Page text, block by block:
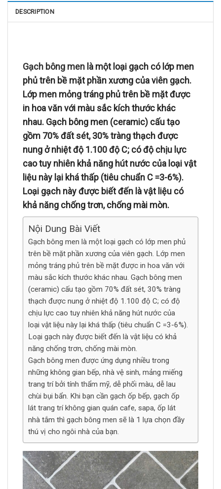
DESCRIPTION
Gạch bông men là một loại gạch có lớp men
phủ trên bề mặt phần xương của viên gạch.
Lớp men mỏng tráng phủ trên bề mặt được
in hoa văn với màu sắc kích thước khác
nhau. Gạch bông men (ceramic) cấu tạo
gồm 70% đất sét, 30% tràng thạch được
nung ở nhiệt độ 1.100 độ C; có độ chịu lực
cao tuy nhiên khả năng hút nước của loại vật
liệu này lại khá thấp (tiêu chuẩn C =3-6%).
Loại gạch này được biết đến là vật liệu có
khả năng chống trơn, chống mài mòn.
Nội Dung Bài Viết
Gạch bông men là một loại gạch có lớp men phủ
trên bề mặt phần xương của viên gạch. Lớp men
mỏng tráng phủ trên bề mặt được in hoa văn với
màu sắc kích thước khác nhau. Gạch bông men
(ceramic) cấu tạo gồm 70% đất sét, 30% tràng
thạch được nung ở nhiệt độ 1.100 độ C; có độ
chịu lực cao tuy nhiên khả năng hút nước của
loại vật liệu này lại khá thấp (tiêu chuẩn C =3-6%).
Loại gạch này được biết đến là vật liệu có khả
năng chống trơn, chống mài mòn.
Gạch bông men được ứng dụng nhiều trong
những không gian bếp, nhà vệ sinh, mảng miếng
trang trí bởi tính thẩm mỹ, dễ phối màu, dễ lau
chùi bụi bẩn. Khi bạn cần gạch ốp bếp, gạch ốp
lát trang trí không gian quán cafe, sapa, ốp lát
nhà tắm thì gạch bông men sẽ là 1 lựa chọn đầy
thú vị cho ngôi nhà của bạn.